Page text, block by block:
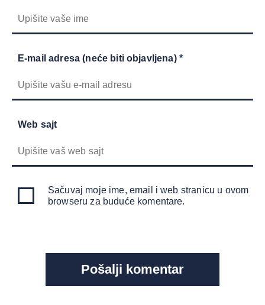
E-mail adresa (neće biti objavljena) *
Web sajt
Sačuvaj moje ime, email i web stranicu u ovom
browseru za buduće komentare.